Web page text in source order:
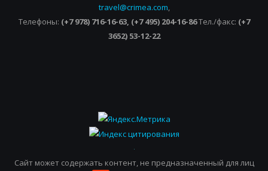
travel@crimea.com,
Телефоны: (+7 978) 716-16-63, (+7 495) 204-16-86Тел./факс: (+7
3652) 53-12-22
Сайт может содержать контент, не предназначенный для лиц